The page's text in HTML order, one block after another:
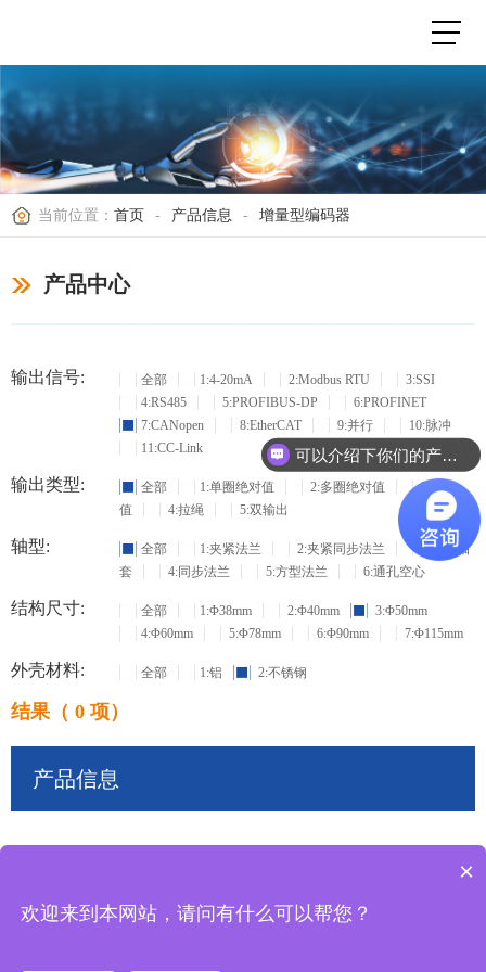
当前位置： 首页 - 产品信息 - 增量型编码器
产品中心
输出信号: 全部 1:4-20mA 2:Modbus RTU
3:SSI
4:RS485
5:PROFIBUS-DP
6:PROFINET
7:CANopen
8:EtherCAT 9:并行
10:脉冲
11:CC-Link
输出类型: 全部 1:单圈绝对值 2:多圈绝对值
3:增量
值
4:拉绳 5:双输出
轴型: 全部 1:夹紧法兰 2:夹紧同步法兰
3:盲孔轴
套
4:同步法兰 5:方型法兰 6:通孔空心
结构尺寸: 全部 1:Φ38mm 2:Φ40mm
3:Φ50mm
4:Φ60mm
5:Φ78mm 6:Φ90mm 7:Φ115mm
外壳材料: 全部 1:铝 2:不锈钢
结果（ 0 项）
产品信息
可以介绍下你们的产品么？
×
欢迎来到本网站，请问有什么可以帮您？